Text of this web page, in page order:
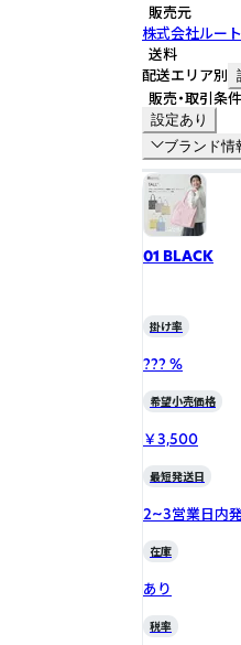
販売元
株式会社ルー
送料
配送エリア別
販売・取引条件
設定あり
ブランド情
01 BLACK
掛け率
??? %
希望小売価格
￥3,500
最短発送日
2~3営業日内
在庫
あり
税率